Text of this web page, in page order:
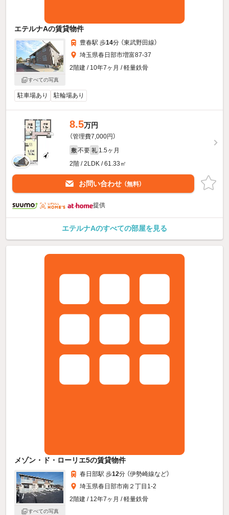
エテルナAの賃貸物件
すべての写真
豊春駅 歩14分 （東武野田線）
埼玉県春日部市増富87-37
2階建 / 10年7ヶ月 / 軽量鉄骨
駐車場あり 駐輪場あり
8.5万円
（管理費7,000円）
敷 不要 礼 1.5ヶ月
2階 / 2LDK / 61.33㎡
お問い合わせ （無料）
提供
エテルナAのすべての部屋を見る
メゾン・ド・ローリエ5の賃貸物件
すべての写真
春日部駅 歩12分 （伊勢崎線など）
埼玉県春日部市南２丁目1-2
2階建 / 12年7ヶ月 / 軽量鉄骨